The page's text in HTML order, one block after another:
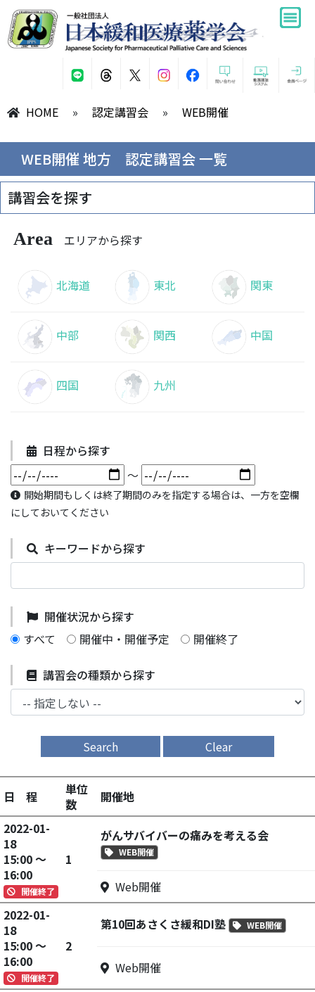
HOME » 認定講習会 » WEB開催
WEB開催 地方 認定講習会 一覧
講習会を探す
Area エリアから探す
北海道 東北 関東
中部 関西 中国
四国 九州
日程から探す
～
開始期間もしくは終了期間のみを指定する場合は、一方を空欄
にしておいてください
キーワードから探す
開催状況から探す
すべて
開催中・開催予定 開催終了
講習会の種類から探す
Search Clear
日 程
単位
数
開催地
2022-01-
18
15:00 ～
16:00
開催終了
1
がんサバイバーの痛みを考える会
WEB開催
Web開催
2022-01-
18
15:00 ～
16:00
開催終了
2
第10回あさくさ緩和DI塾 WEB開催
Web開催